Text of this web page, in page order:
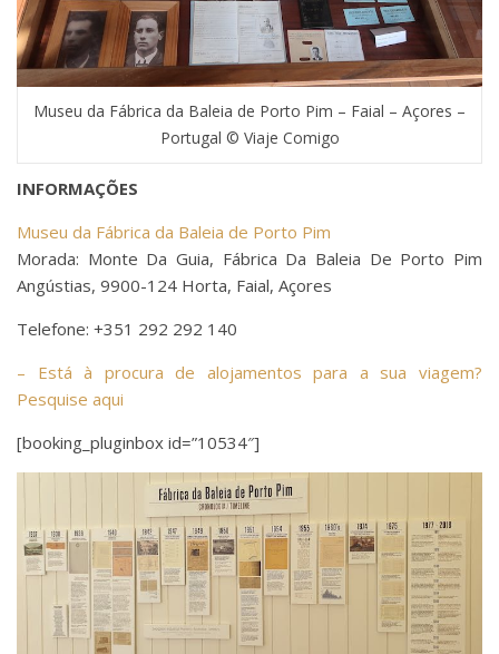
Museu da Fábrica da Baleia de Porto Pim – Faial – Açores –
Portugal © Viaje Comigo
INFORMAÇÕES
Museu da Fábrica da Baleia de Porto Pim
Morada: Monte Da Guia, Fábrica Da Baleia De Porto Pim
Angústias, 9900-124 Horta, Faial, Açores
Telefone: +351 292 292 140
– Está à procura de alojamentos para a sua viagem?
Pesquise aqui
[booking_pluginbox id=”10534″]